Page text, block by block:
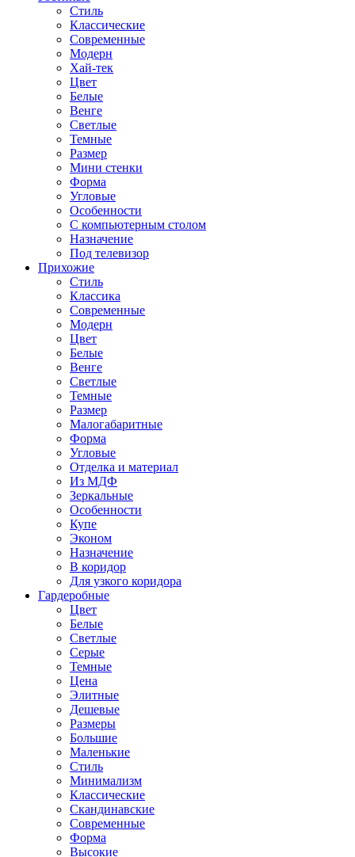
Стиль
Классические
Современные
Модерн
Хай-тек
Цвет
Белые
Венге
Светлые
Темные
Размер
Мини стенки
Форма
Угловые
Особенности
С компьютерным столом
Назначение
Под телевизор
Прихожие
Стиль
Классика
Современные
Модерн
Цвет
Белые
Венге
Светлые
Темные
Размер
Малогабаритные
Форма
Угловые
Отделка и материал
Из МДФ
Зеркальные
Особенности
Купе
Эконом
Назначение
В коридор
Для узкого коридора
Гардеробные
Цвет
Белые
Светлые
Серые
Темные
Цена
Элитные
Дешевые
Размеры
Большие
Маленькие
Стиль
Минимализм
Классические
Скандинавские
Современные
Форма
Высокие